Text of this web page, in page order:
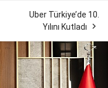
Uber Türkiye’de 10.
Yılını Kutladı
